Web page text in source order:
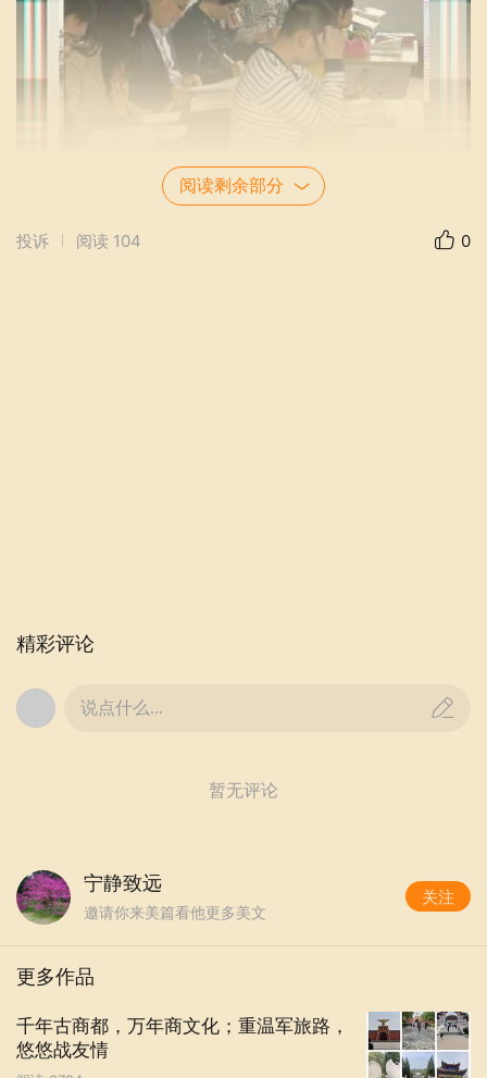
听讲、积极思考、大胆回答问题，课堂氛围和谐、生
动。
阅读剩余部分
投诉 阅读 104 0
精彩评论
说点什么...
暂无评论
宁静致远
邀请你来美篇看他更多美文
关注
更多作品
千年古商都，万年商文化；重温军旅路，
悠悠战友情